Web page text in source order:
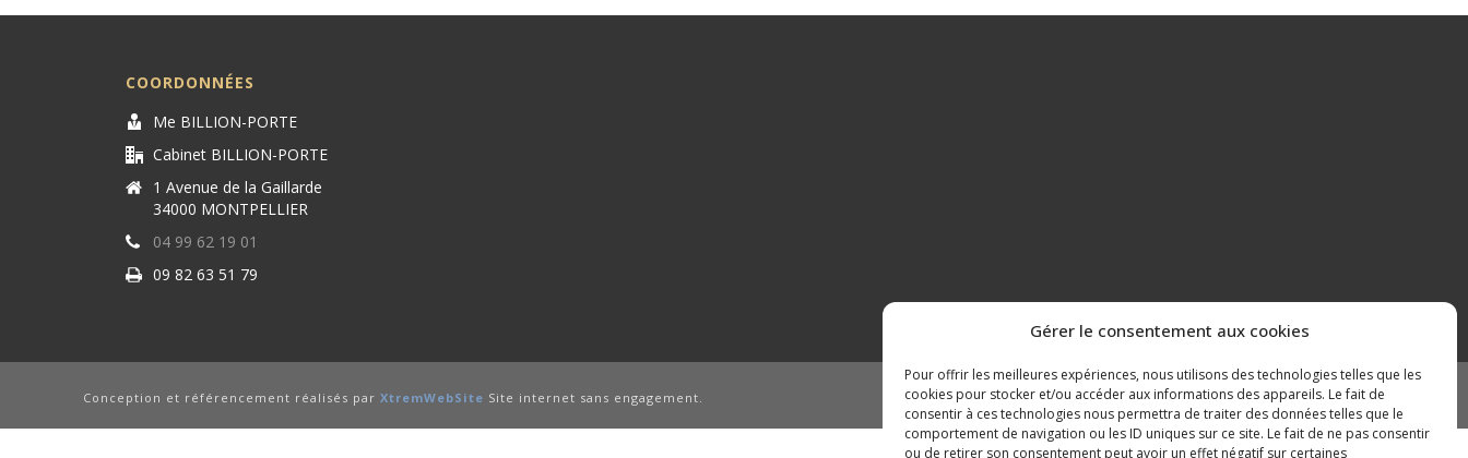
Gérer le consentement aux cookies
Pour offrir les meilleures expériences, nous utilisons des technologies telles que les
cookies pour stocker et/ou accéder aux informations des appareils. Le fait de
consentir à ces technologies nous permettra de traiter des données telles que le
comportement de navigation ou les ID uniques sur ce site. Le fait de ne pas consentir
ou de retirer son consentement peut avoir un effet négatif sur certaines
COORDONNÉES
Me BILLION-PORTE
Cabinet BILLION-PORTE
1 Avenue de la Gaillarde
34000 MONTPELLIER
04 99 62 19 01
09 82 63 51 79
Conception et référencement réalisés par XtremWebSite Site internet sans engagement. Mentions légales Plan du site